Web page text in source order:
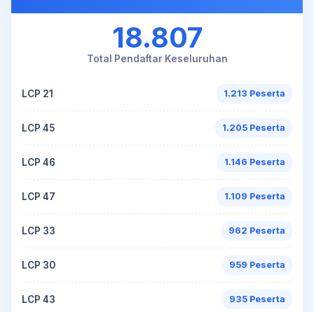
18.807
Total Pendaftar Keseluruhan
LCP 21 1.213 Peserta
LCP 45 1.205 Peserta
LCP 46 1.146 Peserta
LCP 47 1.109 Peserta
LCP 33 962 Peserta
LCP 30 959 Peserta
LCP 43 935 Peserta